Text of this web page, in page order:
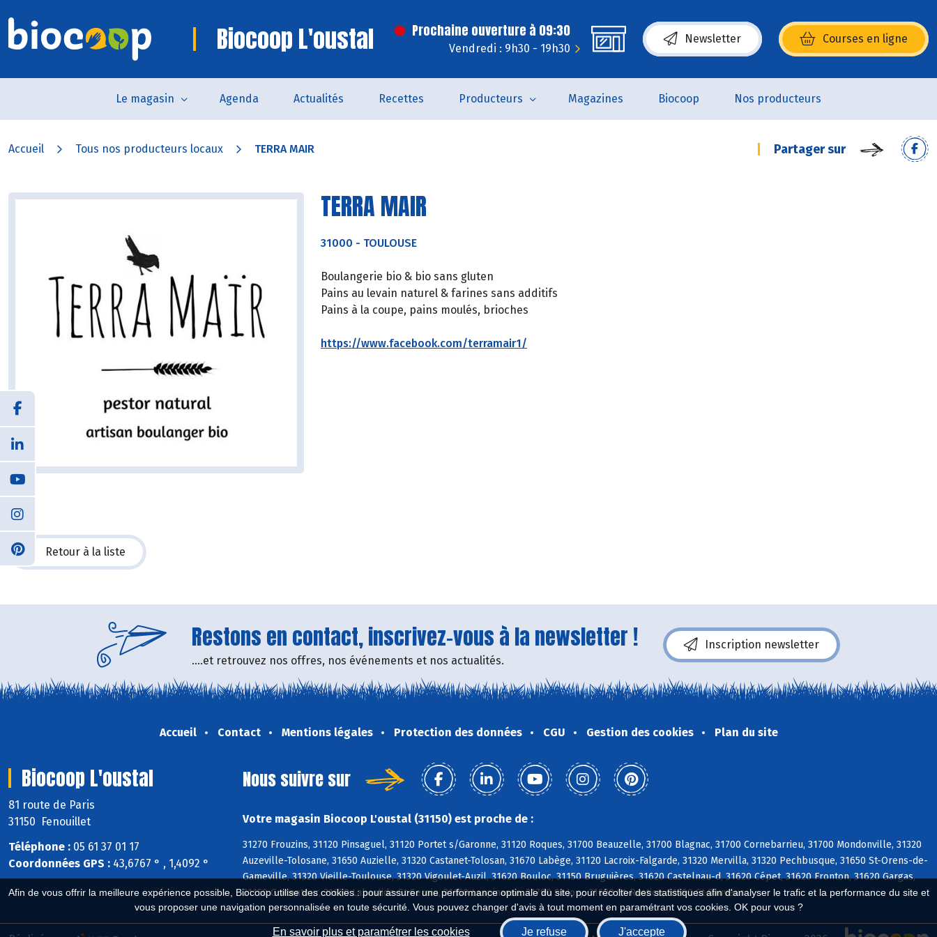
Afin de vous offrir la meilleure expérience possible, Biocoop utilise des cookies : pour assurer une performance optimale du site, pour récolter des statistiques afin d'analyser le trafic et la performance du site et
vous proposer une navigation personnalisée en toute sécurité. Vous pouvez changer d'avis à tout moment en paramétrant vos cookies. OK pour vous ?
En savoir plus et paramétrer les cookies Je refuse J'accepte
Biocoop L'oustal Prochaine ouverture à 09:30
Vendredi : 9h30 - 19h30
Newsletter Courses en ligne
(s’ouvre dans une nouvelle fenêtre)
Le magasin Agenda Actualités Recettes Producteurs Magazines Biocoop Nos producteurs
Accueil Tous nos producteurs locaux TERRA MAIR Partager sur
TERRA MAIR
31000 - TOULOUSE
Boulangerie bio & bio sans gluten
Pains au levain naturel & farines sans additifs
Pains à la coupe, pains moulés, brioches
https://www.facebook.com/terramair1/
Retour à la liste
Restons en contact, inscrivez-vous à la newsletter !
....et retrouvez nos offres, nos événements et nos actualités.
Inscription newsletter
Accueil Contact Mentions légales Protection des données CGU Gestion des cookies Plan du site
Biocoop L'oustal
81 route de Paris
31150 Fenouillet
Téléphone : 05 61 37 01 17
Coordonnées GPS : 43,6767 ° , 1,4092 °
Nous suivre sur
Votre magasin Biocoop L'oustal (31150) est proche de :
31270 Frouzins, 31120 Pinsaguel, 31120 Portet s/Garonne, 31120 Roques, 31700 Beauzelle, 31700 Blagnac, 31700 Cornebarrieu, 31700 Mondonville, 31320
Auzeville-Tolosane, 31650 Auzielle, 31320 Castanet-Tolosan, 31670 Labège, 31120 Lacroix-Falgarde, 31320 Mervilla, 31320 Pechbusque, 31650 St-Orens-de-
Gameville, 31320 Vieille-Toulouse, 31320 Vigoulet-Auzil, 31620 Bouloc, 31150 Bruguières, 31620 Castelnau-d, 31620 Cépet, 31620 Fronton, 31620 Gargas,
31150 Gratentour, 31620 Labastide-St-Sernin, 31150 Lespinasse, 31790 St-Jory, 31620 St-Rustice, 31790 St-Sauveur